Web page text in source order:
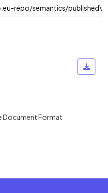
repo/semantics/
Document Format